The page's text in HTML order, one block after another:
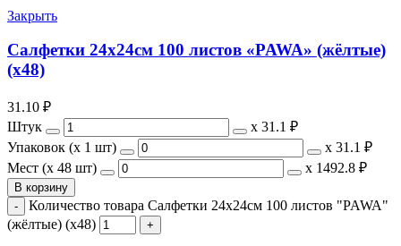
Закрыть
Салфетки 24х24см 100 листов «PAWA» (жёлтые)
(х48)
31.10 ₽
Штук
х 31.1 ₽
Упаковок (x 1 шт)
х 31.1 ₽
Мест (x 48 шт)
х 1492.8 ₽
В корзину
Количество товара Салфетки 24х24см 100 листов "PAWA"
(жёлтые) (х48)